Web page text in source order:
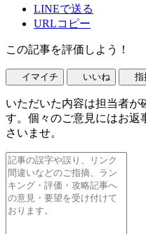
LINEで送る
URLコピー
この記事を評価しよう！
イマイチ いいね 指
いただいた内容は担当者が
す。個々のご意見にはお返
さいませ。